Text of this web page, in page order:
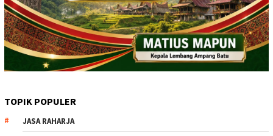
TOPIK POPULER
JASA RAHARJA